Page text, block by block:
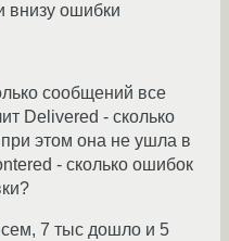
внизу ошибки
сообщений все
Delivered - сколько
этом она не ушла в
- сколько ошибок
7 тыс дошло и 5